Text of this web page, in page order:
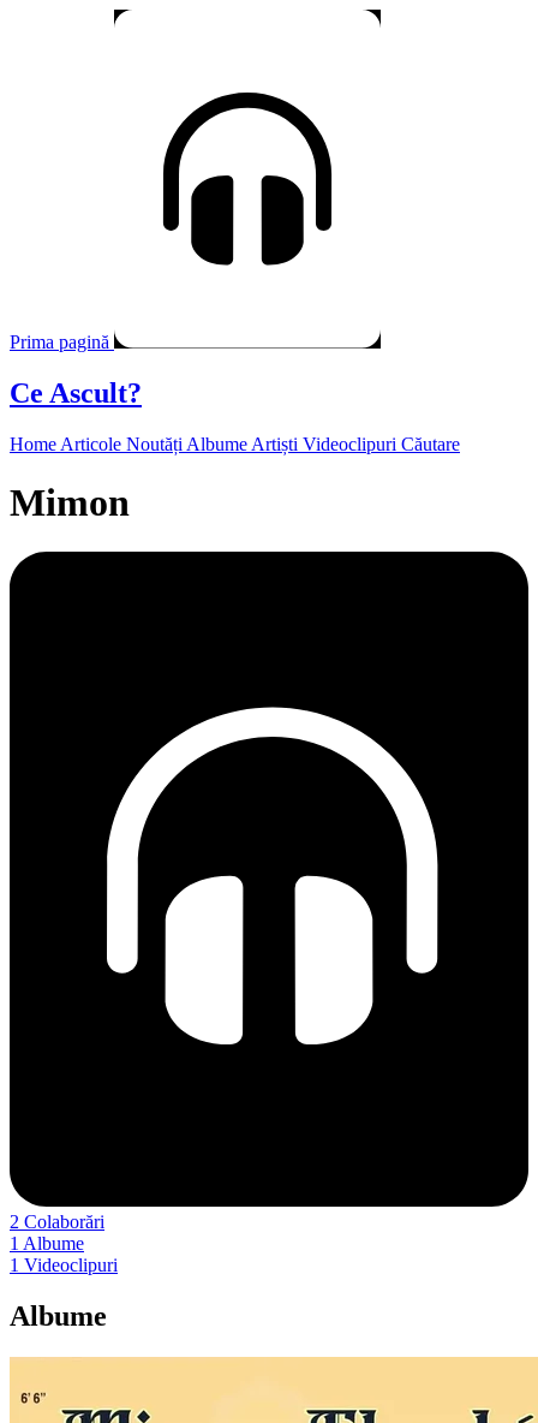
Prima pagină
Ce Ascult?
Home Articole Noutăți Albume Artiști Videoclipuri Căutare
Mimon
2 Colaborări
1 Albume
1 Videoclipuri
Albume